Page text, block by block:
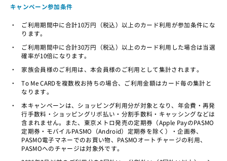
キャンペーン参加条件
・
ご利用期間中に合計10万円（税込）以上のカード利用が参加条件にな
ります。
・
ご利用期間中に合計30万円（税込）以上のカード利用した場合は当選
確率が10倍になります。
・
家族会員様のご利用は、本会員様のご利用として集計されます。
・
To Me CARDを複数枚お持ちの場合、ご利用金額はカード毎の集計と
なります。
・
本キャンペーンは、ショッピング利用分が対象となり、年会費・再発
行手数料・ショッピングリボ払い・分割手数料・キャッシングなどは
含まれません。また、東京メトロ発売の定期券（Apple PayのPASMO
定期券・モバイルPASMO（Android）定期券を除く）・企画券、
PASMO電子マネーでのお買い物、PASMOオートチャージの利用、
PASMOへのチャージは対象外です。